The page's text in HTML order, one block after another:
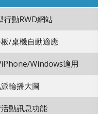
行動RWD網站
/桌機自動適應
Windows適用
輪播大圖
動訊息功能